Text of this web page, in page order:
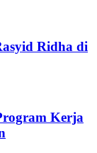
Ridha di
Kerja